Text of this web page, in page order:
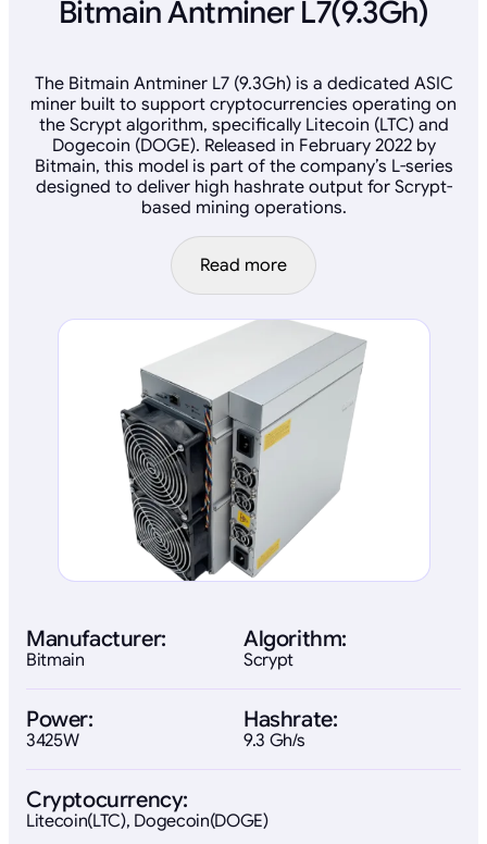
Bitmain Antminer L7(9.3Gh)
The Bitmain Antminer L7 (9.3Gh) is a dedicated ASIC
miner built to support cryptocurrencies operating on
the Scrypt algorithm, specifically Litecoin (LTC) and
Dogecoin (DOGE). Released in February 2022 by
Bitmain, this model is part of the company’s L-series
designed to deliver high hashrate output for Scrypt-
based mining operations.
Read more
Manufacturer:
Bitmain
Algorithm:
Scrypt
Power:
3425W
Hashrate:
9.3 Gh/s
Cryptocurrency:
Litecoin(LTC), Dogecoin(DOGE)